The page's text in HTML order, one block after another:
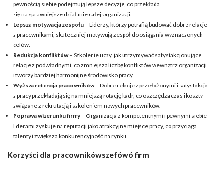
pewnością siebie podejmują lepsze decyzje, co przekłada
się na sprawniejsze działanie całej organizacji.
Lepsza motywacja zespołu – Liderzy, którzy potrafią budować dobre relacje
z pracownikami, skuteczniej motywują zespół do osiągania wyznaczonych
celów.
Redukcja konfliktów– Szkolenie uczy, jak utrzymywać satysfakcjonujące
relacje z podwładnymi, co zmniejsza liczbę konfliktów wewnątrz organizacji
i tworzy bardziej harmonijne środowisko pracy.
Wyższa retencja pracowników– Dobre relacje z przełożonymi i satysfakcja
z pracy przekładają się na mniejszą rotację kadr, co oszczędza czas i koszty
związane z rekrutacją i szkoleniem nowych pracowników.
Poprawa wizerunku firmy– Organizacja z kompetentnymi i pewnymi siebie
liderami zyskuje na reputacji jako atrakcyjne miejsce pracy, co przyciąga
talenty i zwiększa konkurencyjność na rynku.
Korzyści dla pracownikówszefówó firm